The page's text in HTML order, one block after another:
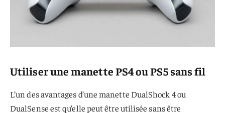
Utiliser une manette PS4 ou PS5 sans fil
L’un des avantages d’une manette DualShock 4 ou
DualSense est qu’elle peut être utilisée sans être